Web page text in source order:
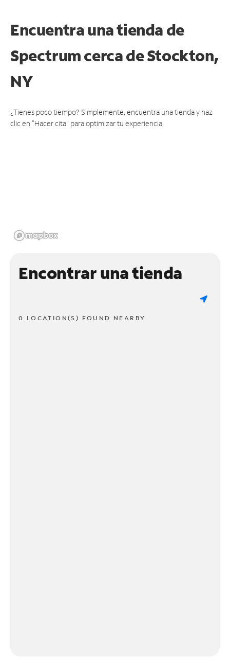
Encuentra una tienda de
Spectrumcerca de Stockton,
NY
¿Tienes poco tiempo? Simplemente, encuentra una tienda y haz
clic en "Hacer cita" para optimizar tu experiencia.
Encontrar una tienda
0 LOCATION(S) FOUND NEARBY